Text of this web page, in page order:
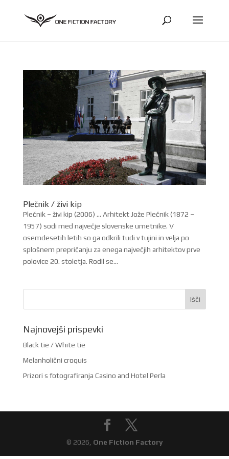
Plečnik / živi kip
Plečnik – živi kip (2006) … Arhitekt Jože Plečnik (1872 –
1957) sodi med največje slovenske umetnike. V
osemdesetih letih so ga odkrili tudi v tujini in velja po
splošnem prepričanju za enega največjih arhitektov prve
polovice 20. stoletja. Rodil se...
Najnovejši prispevki
Black tie / White tie
Melanholični croquis
Prizori s fotografiranja Casino and Hotel Perla
© 2026, One Fiction Factory